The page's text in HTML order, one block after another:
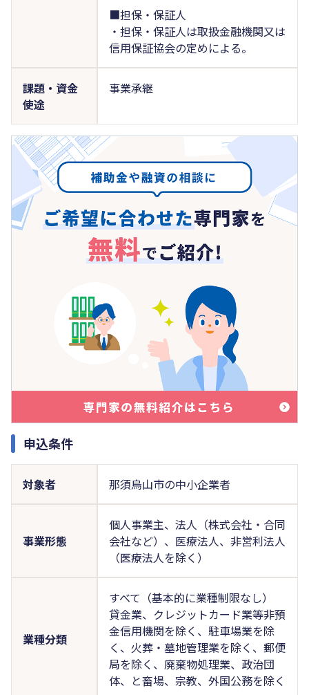
■担保・保証人
・担保・保証人は取扱金融機関又は
信用保証協会の定めによる。
課題・資金
使途
事業承継
申込条件
対象者 那須烏山市の中小企業者
事業形態
個人事業主、法人（株式会社・合同
会社など）、医療法人、非営利法人
（医療法人を除く）
業種分類
すべて（基本的に業種制限なし）
貸金業、クレジットカード業等非預
金信用機関を除く、駐車場業を除
く、火葬・墓地管理業を除く、郵便
局を除く、廃棄物処理業、政治団
体、と畜場、宗教、外国公務を除く